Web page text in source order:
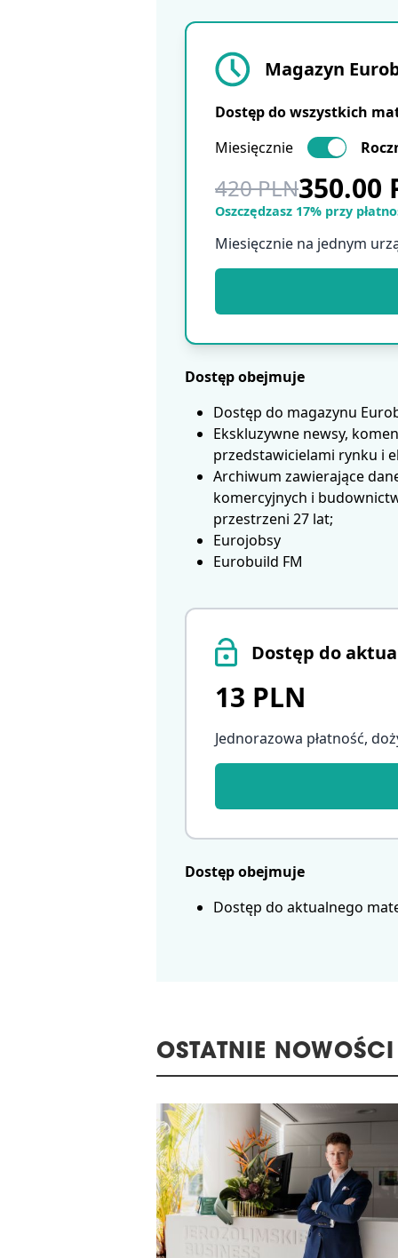
Dostęp do
13 PLN
Jednorazowa płatność,
Dostęp obejmuje
Dostęp do aktualnego
Magazyn
Dostęp do wszystkich
Miesięcznie
420 PLN350.00
Oszczędzasz 17% przy
Miesięcznie na jednym
Dostęp obejmuje
Dostęp do magazynu
Ekskluzywne newsy,
przedstawicielami rynku i
Archiwum zawierające
komercyjnych i
przestrzeni 27 lat;
Eurojobsy
Eurobuild FM
OSTATNIE NOWOŚCI